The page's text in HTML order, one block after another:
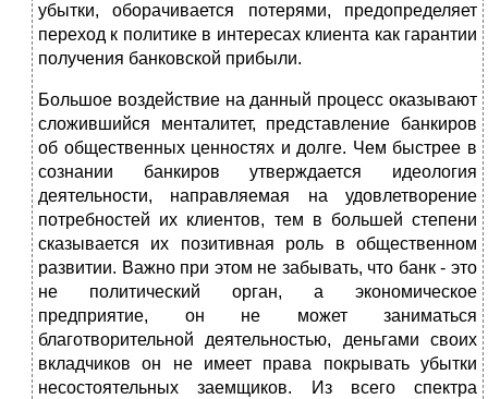
убытки, оборачивается потерями, предопределяет
переход к политике в интересах клиента как гарантии
получения банковской прибыли.
Большое воздействие на данный процесс оказывают
сложившийся менталитет, представление банкиров
об общественных ценностях и долге. Чем быстрее в
сознании банкиров утверждается идеология
деятельности, направляемая на удовлетворение
потребностей их клиентов, тем в большей степени
сказывается их позитивная роль в общественном
развитии. Важно при этом не забывать, что банк - это
не политический орган, а экономическое
предприятие, он не может заниматься
благотворительной деятельностью, деньгами своих
вкладчиков он не имеет права покрывать убытки
несостоятельных заемщиков. Из всего спектра